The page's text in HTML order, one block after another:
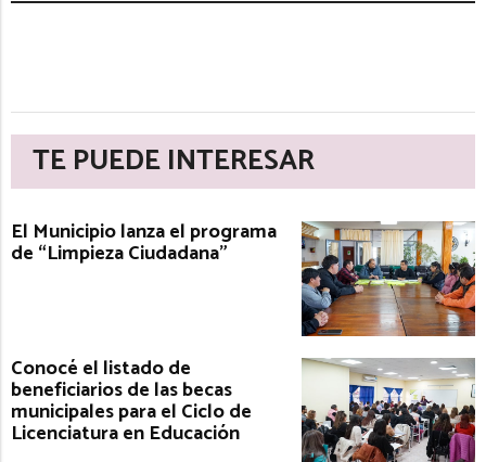
TE PUEDE INTERESAR
El Municipio lanza el programa
de “Limpieza Ciudadana”
Conocé el listado de
beneficiarios de las becas
municipales para el Ciclo de
Licenciatura en Educación